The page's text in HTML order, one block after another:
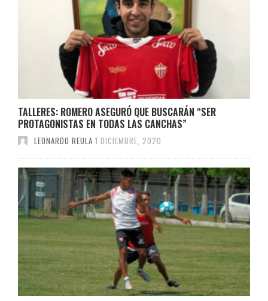
TALLERES: ROMERO ASEGURÓ QUE BUSCARÁN “SER
PROTAGONISTAS EN TODAS LAS CANCHAS”
LEONARDO REULA 1 DICIEMBRE, 2020